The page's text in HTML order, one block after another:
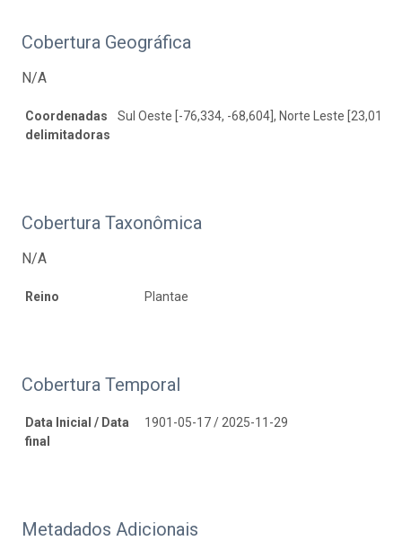
Cobertura Geográfica
N/A
Coordenadas
delimitadoras
Sul Oeste [-76,334, -68,604], Norte Leste [23,017,
Cobertura Taxonômica
N/A
Reino Plantae
Cobertura Temporal
Data Inicial / Data
final
1901-05-17 / 2025-11-29
Metadados Adicionais